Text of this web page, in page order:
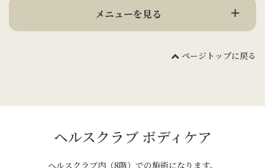
メニューを見る
ページトップに戻る
ヘルスクラブ ボディケア
ヘルスクラブ内（8階）での施術になります。